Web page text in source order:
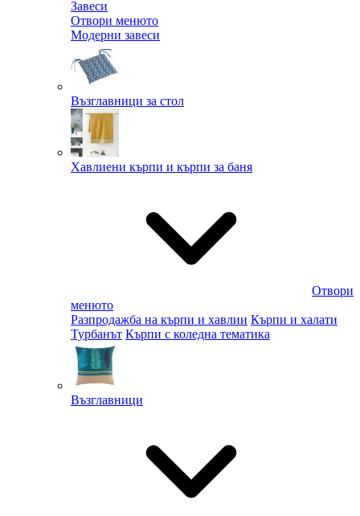
Завеси
Отвори менюто
Модерни завеси
Възглавници за стол
Хавлиени кърпи и кърпи за баня
Отвори
менюто
Разпродажба на кърпи и хавлии Кърпи и халати
Турбанът Кърпи с коледна тематика
Възглавници